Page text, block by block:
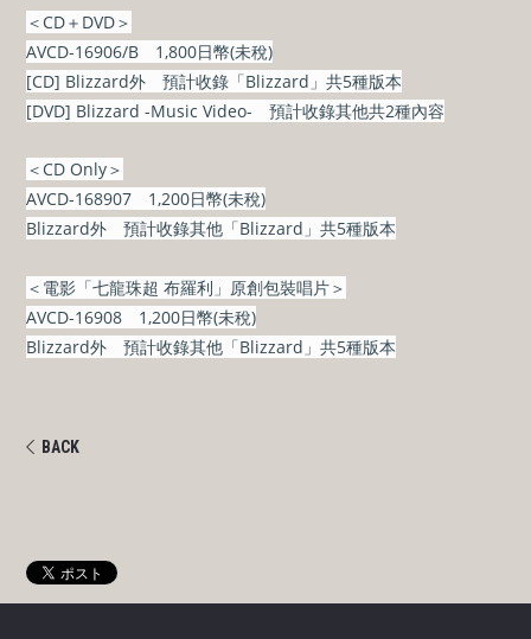
＜CD＋DVD＞
AVCD-16906/B 1,800日幣(未稅)
[CD] Blizzard外 預計收錄「Blizzard」共5種版本
[DVD] Blizzard -Music Video- 預計收錄其他共2種內容
＜CD Only＞
AVCD-168907 1,200日幣(未稅)
Blizzard外 預計收錄其他「Blizzard」共5種版本
＜電影「七龍珠超 布羅利」原創包裝唱片＞
AVCD-16908 1,200日幣(未稅)
Blizzard外 預計收錄其他「Blizzard」共5種版本
BACK